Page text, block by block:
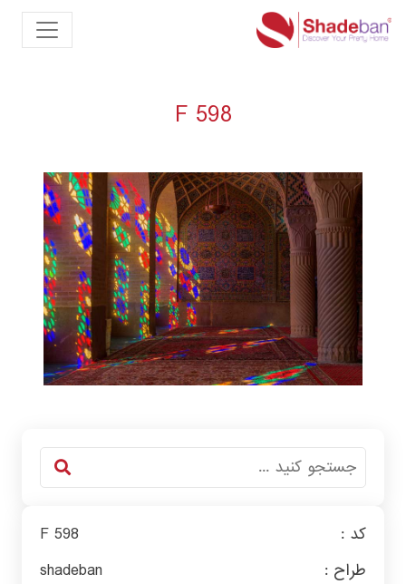
F 598
کد :
F 598
طراح :
shadeban